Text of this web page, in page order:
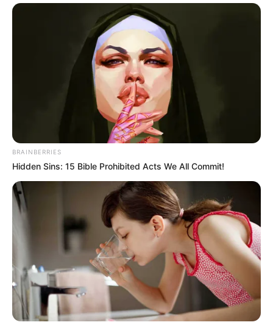
BRAINBERRIES
Hidden Sins: 15 Bible Prohibited Acts We All Commit!